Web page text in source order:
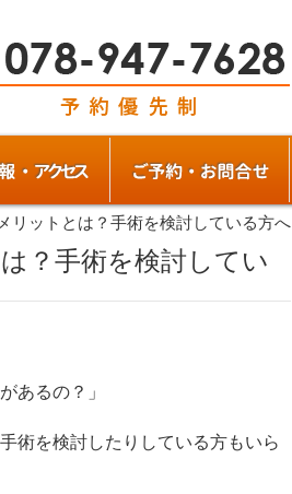
リットとは？手術を検討している方へ
？手術を検討してい
あるの？」
術を検討したりしている方もいら